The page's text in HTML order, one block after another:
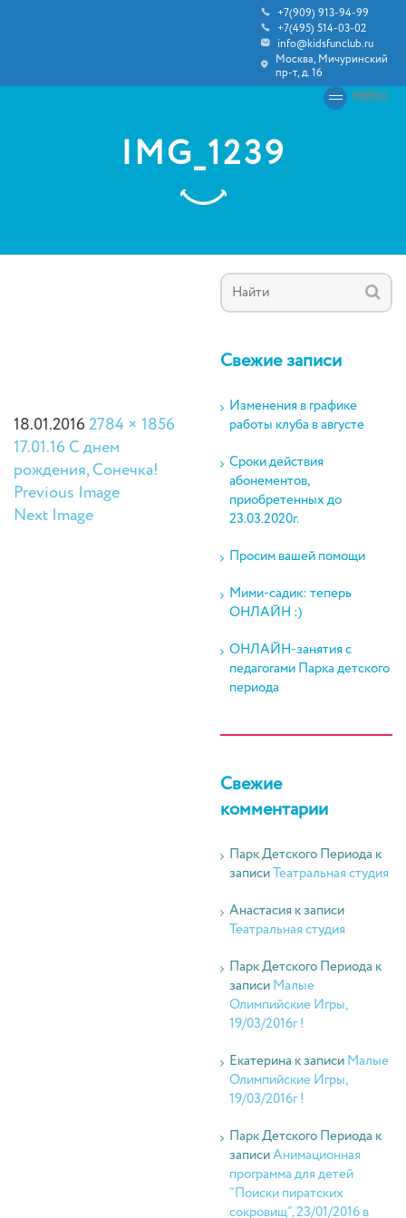
+7(909) 913-94-99
+7(495) 514-03-02
info@kidsfunclub.ru
Москва, Мичуринский
пр-т, д. 16
MENU
IMG_1239
18.01.20162784 × 1856
17.01.16 С днем
рождения, Сонечка!
Previous Image
Next Image
Свежие записи
Изменения в графике
работы клуба в августе
Сроки действия
абонементов,
приобретенных до
23.03.2020г.
Просим вашей помощи
Мими-садик: теперь
ОНЛАЙН :)
ОНЛАЙН-занятия с
педагогами Парка детского
периода
Свежие
комментарии
Парк Детского Периода к
записиТеатральная студия
Анастасияк записи
Театральная студия
Парк Детского Периода к
записиМалые
Олимпийские Игры,
19/03/2016г !
Екатерина к записиМалые
Олимпийские Игры,
19/03/2016г !
Парк Детского Периода к
записиАнимационная
программа для детей
“Поиски пиратских
сокровищ”, 23/01/2016 в